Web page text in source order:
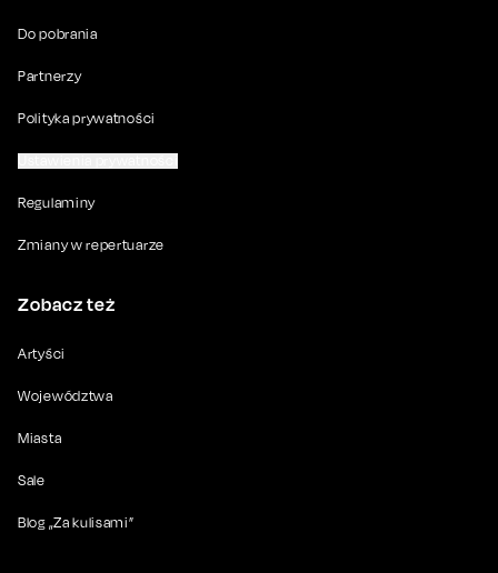
Do pobrania
Partnerzy
Polityka prywatności
Regulaminy
Zmiany w repertuarze
Zobacz też
Artyści
Województwa
Miasta
Sale
Blog „Za kulisami”